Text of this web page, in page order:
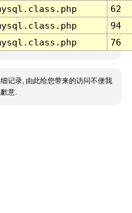
62
94
76
记录, 由此给您带来的访问不便我
意.